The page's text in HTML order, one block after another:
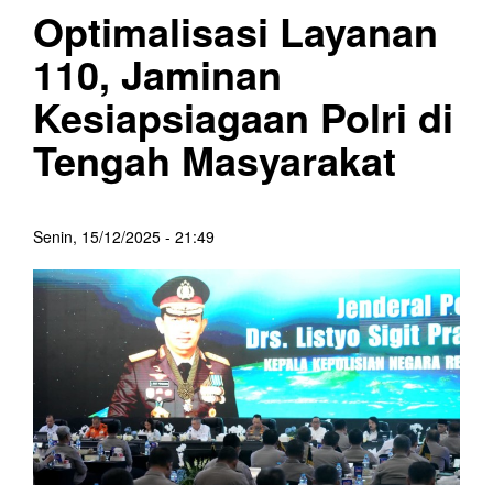
Optimalisasi Layanan
110, Jaminan
Kesiapsiagaan Polri di
Tengah Masyarakat
Senin, 15/12/2025 - 21:49